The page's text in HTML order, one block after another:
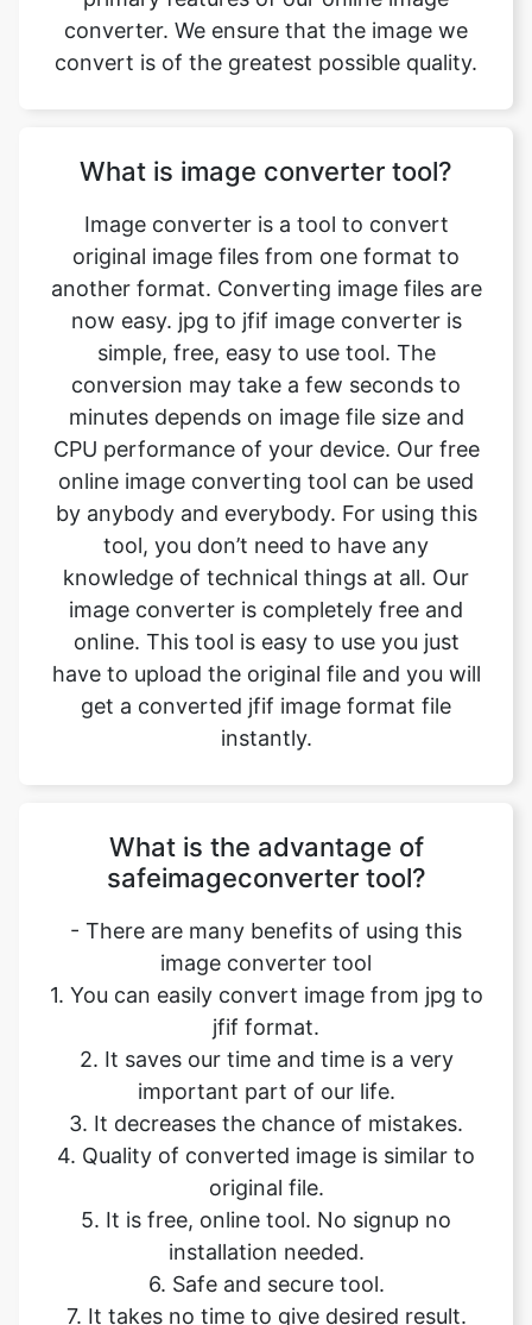
What is image converter tool?
another format. Converting image files are
now easy. jpg to jfif image converter is
simple, free, easy to use tool. The
conversion may take a few seconds to
minutes depends on image file size and
CPU performance of your device. Our free
online image converting tool can be used
by anybody and everybody. For using this
tool, you don’t need to have any
knowledge of technical things at all. Our
image converter is completely free and
online. This tool is easy to use you just
have to upload the original file and you will
get a converted jfif image format file
instantly.
What is the advantage of
image converter tool
1. You can easily convert image from jpg to
jfif format.
2. It saves our time and time is a very
important part of our life.
3. It decreases the chance of mistakes.
4. Quality of converted image is similar to
original file.
5. It is free, online tool. No signup no
installation needed.
6. Safe and secure tool.
7. It takes no time to give desired result.